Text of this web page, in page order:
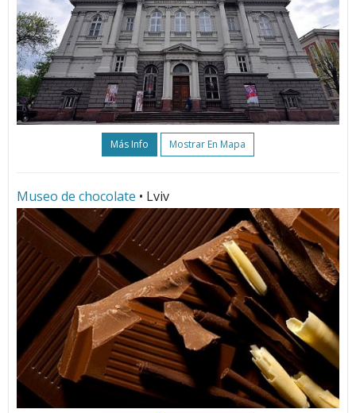
Más Info Mostrar En Mapa
Museo de chocolate • Lviv